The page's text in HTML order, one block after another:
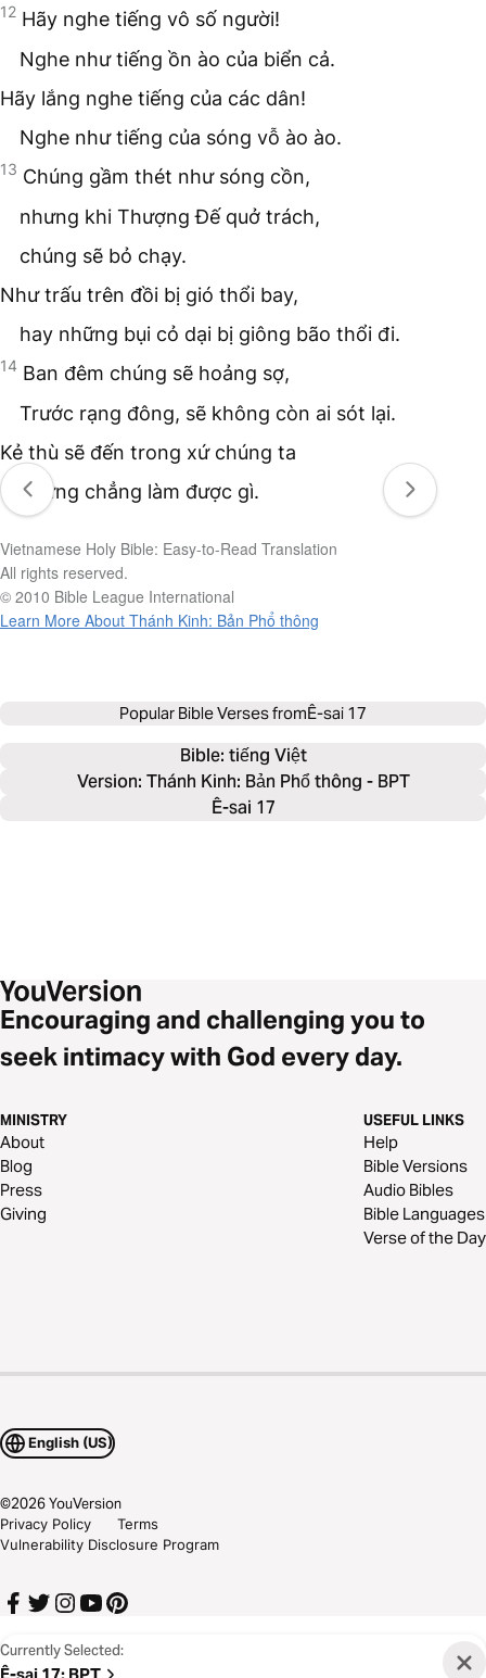
12 Hãy nghe tiếng vô số người!
Nghe như tiếng ồn ào của biển cả.
Hãy lắng nghe tiếng của các dân!
Nghe như tiếng của sóng vỗ ào ào.
13 Chúng gầm thét như sóng cồn,
nhưng khi Thượng Đế quở trách,
chúng sẽ bỏ chạy.
Như trấu trên đồi bị gió thổi bay,
hay những bụi cỏ dại bị giông bão thổi đi.
14 Ban đêm chúng sẽ hoảng sợ,
Trước rạng đông, sẽ không còn ai sót lại.
Kẻ thù sẽ đến trong xứ chúng ta
nhưng chẳng làm được gì.
Currently Selected:
Vietnamese Holy Bible: Easy-to-Read Translation
All rights reserved.
© 2010 Bible League International
Learn More About Thánh Kinh: Bản Phổ thông
Popular Bible Verses fromÊ-sai 17
Bible: tiếng Việt
Version: Thánh Kinh: Bản Phổ thông - BPT
Ê-sai 17
Encouraging and challenging you to
seek intimacy with God every day.
MINISTRY
About
Blog
Press
Giving
USEFUL LINKS
Help
Bible Versions
Audio Bibles
Bible Languages
Verse of the Day
English (US)
©2026YouVersion
Privacy Policy
Terms
Vulnerability Disclosure Program